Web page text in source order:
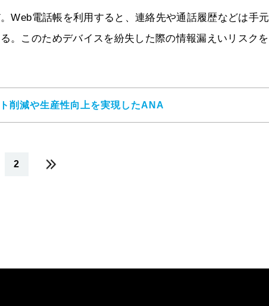
Web電話帳を利用すると、連絡先や通話履歴などは手元
。このためデバイスを紛失した際の情報漏えいリスクを
削減や生産性向上を実現したANA
2